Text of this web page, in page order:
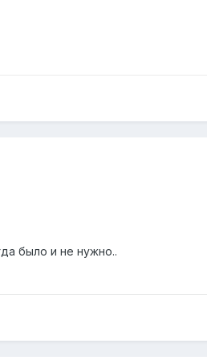
было и не нужно..